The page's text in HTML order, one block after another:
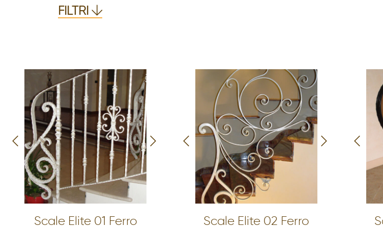
FILTRI
Scale Elite 01 Ferro Scale Elite 02 Ferro